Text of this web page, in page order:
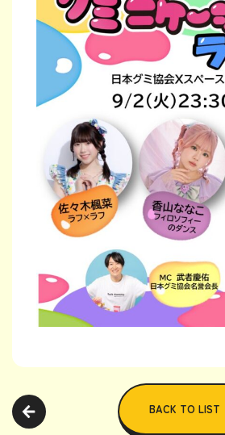
BACK TO LIST